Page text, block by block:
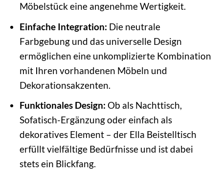
Möbelstück eine angenehme Wertigkeit.
Einfache Integration: Die neutrale
Farbgebung und das universelle Design
ermöglichen eine unkomplizierte Kombination
mit Ihren vorhandenen Möbeln und
Dekorationsakzenten.
Funktionales Design: Ob als Nachttisch,
Sofatisch-Ergänzung oder einfach als
dekoratives Element – der Ella Beistelltisch
erfüllt vielfältige Bedürfnisse und ist dabei
stets ein Blickfang.